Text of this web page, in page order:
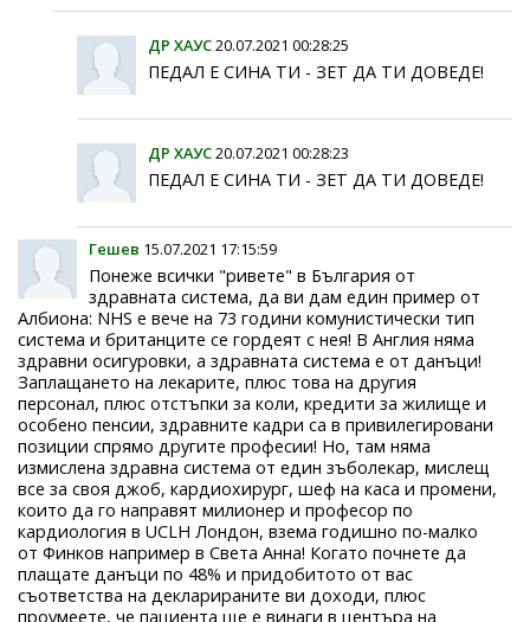
ДР ХАУС20.07.2021 00:28:25
ПЕДАЛ Е СИНА ТИ - ЗЕТ ДА ТИ ДОВЕДЕ!
ДР ХАУС20.07.2021 00:28:23
ПЕДАЛ Е СИНА ТИ - ЗЕТ ДА ТИ ДОВЕДЕ!
Гешев 15.07.2021 17:15:59
Понеже всички "ривете" в България от
здравната система, да ви дам един пример от
Албиона: NHS е вече на 73 години комунистически тип
система и британците се гордеят с нея! В Англия няма
здравни осигуровки, а здравната система е от данъци!
Заплащането на лекарите, плюс това на другия
персонал, плюс отстъпки за коли, кредити за жилище и
особено пенсии, здравните кадри са в привилегировани
позиции спрямо другите професии! Но, там няма
измислена здравна система от един зъболекар, мислещ
все за своя джоб, кардиохирург, шеф на каса и промени,
които да го направят милионер и професор по
кардиология в UCLH Лондон, взема годишно по-малко
от Финков например в Света Анна! Когато почнете да
плащате данъци по 48% и придобитото от вас
съответства на декларираните ви доходи, плюс
проумеете, че пациента ще е винаги в центъра на